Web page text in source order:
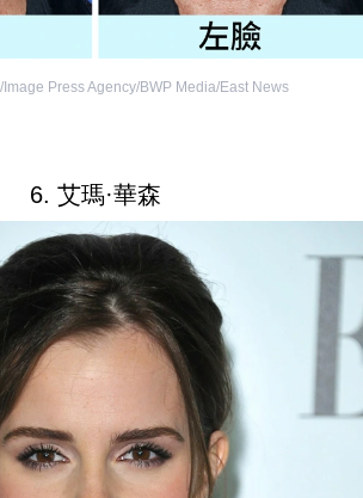
Press Agency/BWP Media/East News
6. 艾瑪·華森